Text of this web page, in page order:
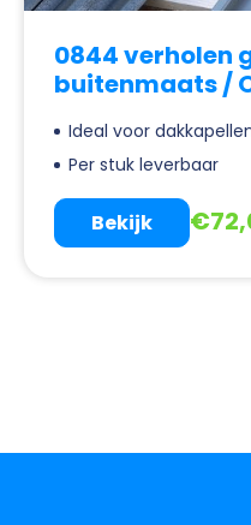
0844 verholen
buitenmaats /
Ideal voor
Per stuk leverbaar
€
Bekijk